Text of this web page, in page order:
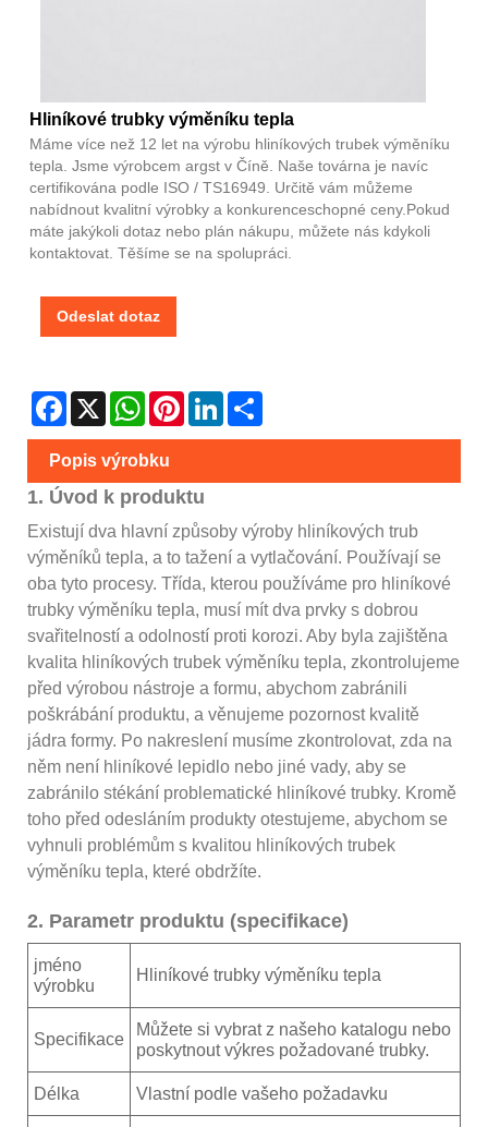
Hliníkové trubky výměníku tepla
Máme více než 12 let na výrobu hliníkových trubek výměníku
tepla. Jsme výrobcem argst v Číně. Naše továrna je navíc
certifikována podle ISO / TS16949. Určitě vám můžeme
nabídnout kvalitní výrobky a konkurenceschopné ceny.Pokud
máte jakýkoli dotaz nebo plán nákupu, můžete nás kdykoli
kontaktovat. Těšíme se na spolupráci.
Odeslat dotaz
Facebook
X WhatsAppPinterestLinkedIn
Popis výrobku
1. Úvod k produktu
Existují dva hlavní způsoby výroby hliníkových trub
výměníků tepla, a to tažení a vytlačování. Používají se
oba tyto procesy. Třída, kterou používáme pro hliníkové
trubky výměníku tepla, musí mít dva prvky s dobrou
svařitelností a odolností proti korozi. Aby byla zajištěna
kvalita hliníkových trubek výměníku tepla, zkontrolujeme
před výrobou nástroje a formu, abychom zabránili
poškrábání produktu, a věnujeme pozornost kvalitě
jádra formy. Po nakreslení musíme zkontrolovat, zda na
něm není hliníkové lepidlo nebo jiné vady, aby se
zabránilo stékání problematické hliníkové trubky. Kromě
toho před odesláním produkty otestujeme, abychom se
vyhnuli problémům s kvalitou hliníkových trubek
výměníku tepla, které obdržíte.
2. Parametr produktu (specifikace)
jméno
výrobku
Hliníkové trubky výměníku tepla
Specifikace
Můžete si vybrat z našeho katalogu nebo
poskytnout výkres požadované trubky.
Délka Vlastní podle vašeho požadavku